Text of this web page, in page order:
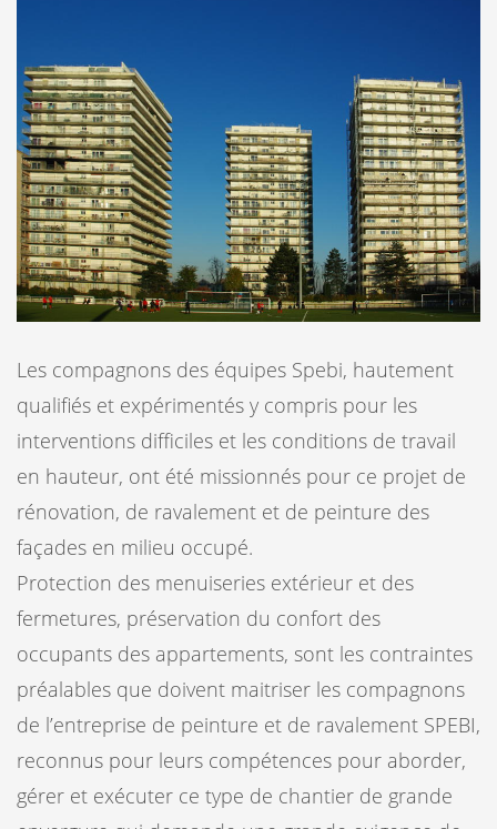
Les compagnons des équipes Spebi, hautement
qualifiés et expérimentés y compris pour les
interventions difficiles et les conditions de travail
en hauteur, ont été missionnés pour ce projet de
rénovation, de ravalement et de peinture des
façades en milieu occupé.
Protection des menuiseries extérieur et des
fermetures, préservation du confort des
occupants des appartements, sont les contraintes
préalables que doivent maitriser les compagnons
de l’entreprise de peinture et de ravalement SPEBI,
reconnus pour leurs compétences pour aborder,
gérer et exécuter ce type de chantier de grande